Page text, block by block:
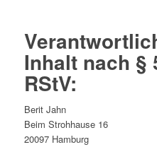
Inhalt nach §
RStV:
Berit Jahn
Beim Strohhause 16
20097 Hamburg